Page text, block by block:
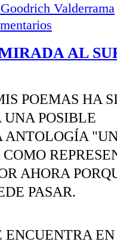
Valderrama
AL
POEMAS HA
UNA POSIBLE
ANTOLOGÍA
AHORA
PASAR.
ENCUENTRA EN